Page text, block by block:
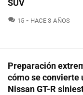
SUV
15 COMENTARIOS
HACE 3 AÑOS
Preparación
cómo se convierte
Nissan GT-R